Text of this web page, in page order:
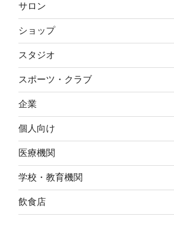
サロン
ショップ
スタジオ
スポーツ・クラブ
企業
個人向け
医療機関
学校・教育機関
飲食店